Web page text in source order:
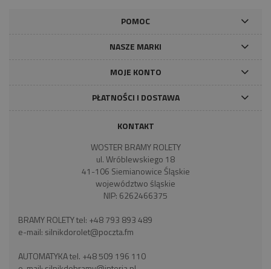
POMOC
NASZE MARKI
MOJE KONTO
PŁATNOŚCI I DOSTAWA
KONTAKT
WOSTER BRAMY ROLETY
ul. Wróblewskiego 18
41-106 Siemianowice Śląskie
województwo śląskie
NIP: 6262466375
BRAMY ROLETY tel: +48 793 893 489
e-mail: silnikdorolet@poczta.fm
AUTOMATYKA tel. +48 509 196 110